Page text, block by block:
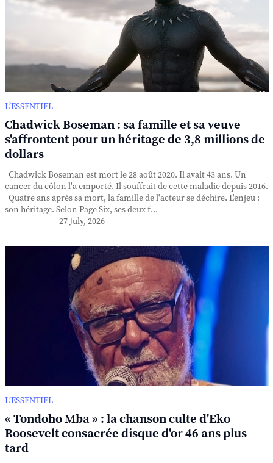
L’ESSENTIEL
Chadwick Boseman : sa famille et sa veuve
s'affrontent pour un héritage de 3,8 millions de
dollars
Chadwick Boseman est mort le 28 août 2020. Il avait 43 ans. Un
cancer du côlon l'a emporté. Il souffrait de cette maladie depuis 2016.
Quatre ans après sa mort, la famille de l'acteur se déchire. L'enjeu :
son héritage. Selon Page Six, ses deux f...
27 July, 2026
L’ESSENTIEL
« Tondoho Mba » : la chanson culte d'Eko
Roosevelt consacrée disque d'or 46 ans plus
tard